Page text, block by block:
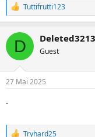
R
e
a
c
t
i
o
n
s
:
Tuttifrutti123
D Deleted3213
Guest
27 Mai 2025
.
RTryhard25